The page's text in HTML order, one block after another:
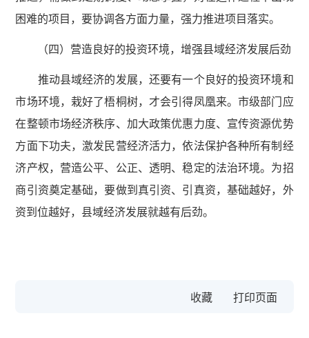
困难的项目，要协调各方面力量，强力推进项目落实。
（四）营造良好的投资环境，增强县域经济发展后劲
推动县域经济的发展，还要有一个良好的投资环境和
市场环境，栽好了梧桐树，才会引得凤凰来。市级部门应
在整顿市场经济秩序、加大政策优惠力度、宣传资源优势
方面下功夫，激发民营经济活力，依法保护各种所有制经
济产权，营造公平、公正、透明、稳定的法治环境。为招
商引资奠定基础，要做到真引资、引真资，基础越好，外
资到位越好，县域经济发展就越有后劲。
收藏